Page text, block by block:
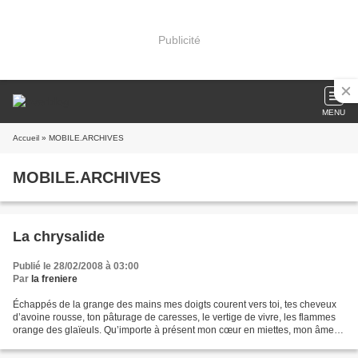
Publicité
MENU
Accueil » MOBILE.ARCHIVES
MOBILE.ARCHIVES
La chrysalide
Publié le 28/02/2008 à 03:00
Par la freniere
Échappés de la grange des mains mes doigts courent vers toi, tes cheveux
d’avoine rousse, ton pâturage de caresses, le vertige de vivre, les flammes
orange des glaïeuls. Qu’importe à présent mon cœur en miettes, mon âme